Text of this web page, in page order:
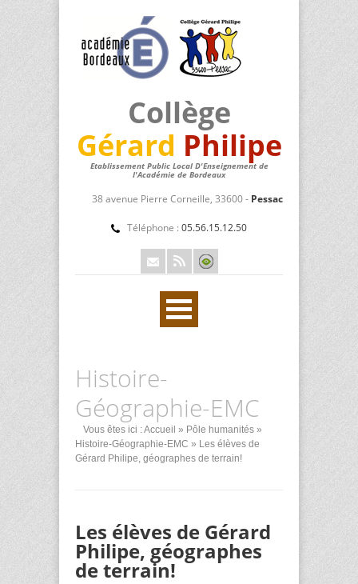
Collège
Gérard Philipe
Etablissement Public Local D'Enseignement de
l'Académie de Bordeaux
38 avenue Pierre Corneille, 33600 - Pessac
Téléphone : 05.56.15.12.50
Histoire-
Géographie-EMC
Vous êtes ici :Accueil » Pôle humanités »
Histoire-Géographie-EMC » Les élèves de
Gérard Philipe, géographes de terrain!
Les élèves de Gérard
Philipe, géographes
de terrain!